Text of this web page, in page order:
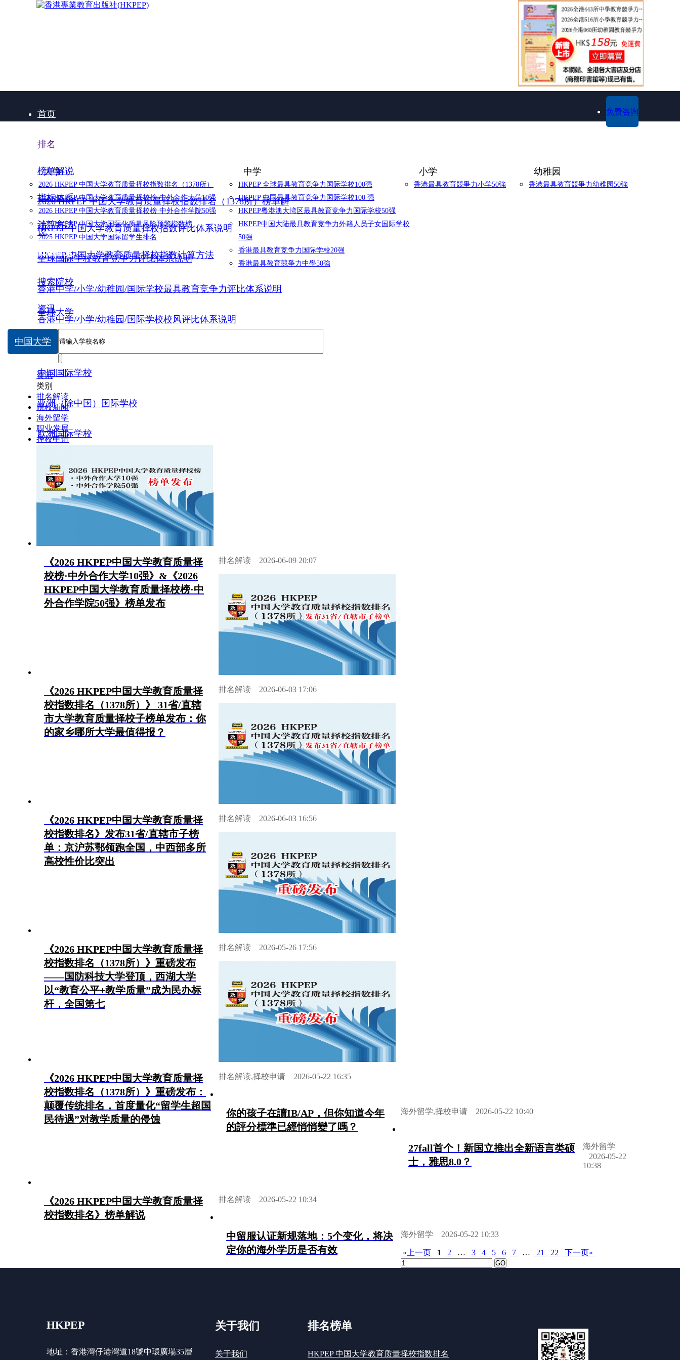
首页
排名
大学
2026 HKPEP 中国大学教育质量择校指数排名（1378所）
2026 HKPEP 中国大学教育质量择校榜·中外合作大学10强
2026 HKPEP 中国大学教育质量择校榜·中外合作学院50强
2025 HKPEP 中国大学国际化质量风险预警指数榜
2025 HKPEP 中国大学国际留学生排名
中学
HKPEP 全球最具教育竞争力国际学校100强
HKPEP 中国最具教育竞争力国际学校100 强
HKPEP粵港澳大湾区最具教育竞争力国际学校50强
HKPEP中国大陆最具教育竞争力外籍人员子女国际学校
50强
香港最具教育竞争力国际学校20强
香港最具教育競爭力中學50強
小学
香港最具教育競爭力小学50強
幼稚园
香港最具教育競爭力幼稚园50強
榜单解说
2026 HKPEP 中国大学教育质量择校指数排名（1378所）榜单解
说
指标体系
HKPEP 中国大学教育质量择校指数评比体系说明
全球国际学校教育竞争力评比体系说明
香港中学/小学/幼稚园/国际学校最具教育竞争力评比体系说明
香港中学/小学/幼稚园/国际学校校风评比体系说明
计算方法
HKPEP 中国大学教育质量择校指数计算方法
数据提交
搜索院校
全球大学
中国大学
中国国际学校
亚洲（除中国）国际学校
欧洲国际学校
北美国际学校
中东国际学校
资讯
免费咨询
中国大学
资讯
类别
排名解读
院校新闻
海外留学
职业发展
择校申请
《2026 HKPEP中国大学教育质量择
校榜·中外合作大学10强》&《2026
HKPEP中国大学教育质量择校榜·中
外合作学院50强》榜单发布
排名解读 2026-06-09 20:07
《2026 HKPEP中国大学教育质量择
校指数排名（1378所）》 31省/直辖
市大学教育质量择校子榜单发布：你
的家乡哪所大学最值得报？
排名解读 2026-06-03 17:06
《2026 HKPEP中国大学教育质量择
校指数排名》发布31省/直辖市子榜
单：京沪苏鄂领跑全国，中西部多所
高校性价比突出
排名解读 2026-06-03 16:56
《2026 HKPEP中国大学教育质量择
校指数排名（1378所）》重磅发布
——国防科技大学登顶，西湖大学
以“教育公平+教学质量”成为民办标
杆，全国第七
排名解读 2026-05-26 17:56
《2026 HKPEP中国大学教育质量择
校指数排名（1378所）》重磅发布：
颠覆传统排名，首度量化“留学生超国
民待遇”对教学质量的侵蚀
排名解读,择校申请 2026-05-22 16:35
你的孩子在讀IB/AP，但你知道今年
的評分標準已經悄悄變了嗎？
海外留学,择校申请 2026-05-22 10:40
27fall首个！新国立推出全新语言类硕
士，雅思8.0？
海外留学
2026-05-22
10:38
《2026 HKPEP中国大学教育质量择
校指数排名》榜单解说
排名解读 2026-05-22 10:34
中留服认证新规落地：5个变化，将决
定你的海外学历是否有效
海外留学 2026-05-22 10:33
«上一页 1 2 … 3 4 5 6 7 … 21 22 下一页»
HKPEP
地址：香港灣仔港灣道18號中環廣場35層
关于我们
关于我们
排名榜单
HKPEP 中国大学教育质量择校指数排名